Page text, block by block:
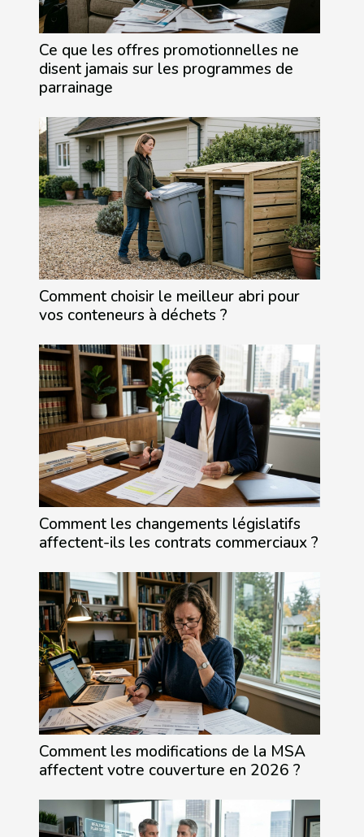
Ce que les offres promotionnelles ne
disent jamais sur les programmes de
parrainage
Comment choisir le meilleur abri pour
vos conteneurs à déchets ?
Comment les changements législatifs
affectent-ils les contrats commerciaux ?
Comment les modifications de la MSA
affectent votre couverture en 2026 ?